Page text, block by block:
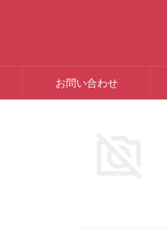
お問い合わせ